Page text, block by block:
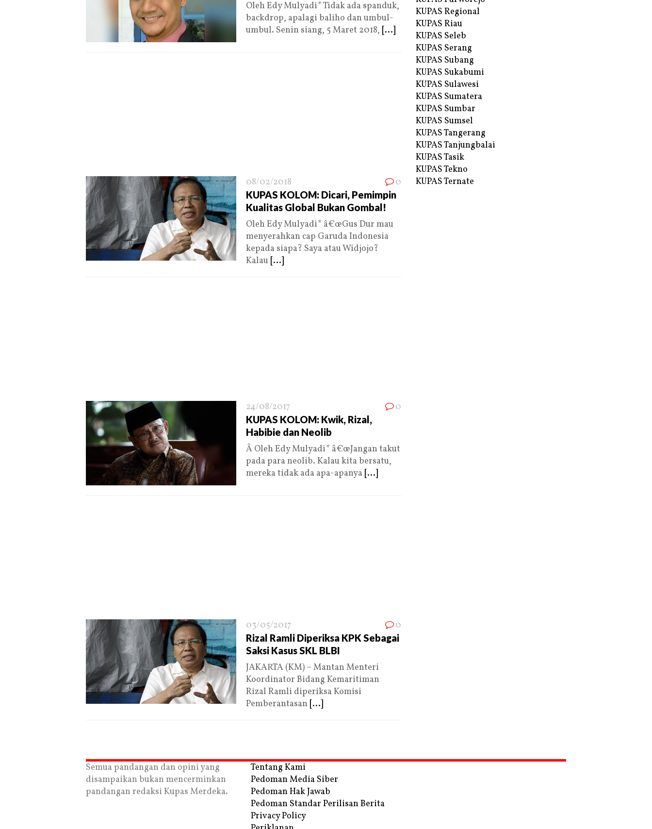
Oleh Edy Mulyadi* Tidak ada spanduk,
backdrop, apalagi baliho dan umbul-
umbul. Senin siang, 5 Maret 2018, [...]
08/02/2018 0
KUPAS KOLOM: Dicari, Pemimpin
Kualitas Global Bukan Gombal!
Oleh Edy Mulyadi* â€œGus Dur mau
menyerahkan cap Garuda Indonesia
kepada siapa? Saya atau Widjojo?
Kalau [...]
24/08/2017 0
KUPAS KOLOM: Kwik, Rizal,
Habibie dan Neolib
Â Oleh Edy Mulyadi* â€œJangan takut
pada para neolib. Kalau kita bersatu,
mereka tidak ada apa-apanya [...]
03/05/2017 0
Rizal Ramli Diperiksa KPK Sebagai
Saksi Kasus SKL BLBI
JAKARTA (KM) – Mantan Menteri
Koordinator Bidang Kemaritiman
Rizal Ramli diperiksa Komisi
Pemberantasan [...]
KUPAS Regional
KUPAS Riau
KUPAS Seleb
KUPAS Serang
KUPAS Subang
KUPAS Sukabumi
KUPAS Sulawesi
KUPAS Sumatera
KUPAS Sumbar
KUPAS Sumsel
KUPAS Tangerang
KUPAS Tanjungbalai
KUPAS Tasik
KUPAS Tekno
KUPAS Ternate
Semua pandangan dan opini yang
disampaikan bukan mencerminkan
pandangan redaksi Kupas Merdeka.
Tentang Kami
Pedoman Media Siber
Pedoman Hak Jawab
Pedoman Standar Perilisan Berita
Privacy Policy